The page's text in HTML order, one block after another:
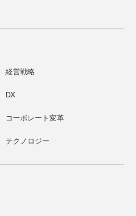
経営戦略
DX
コーポレート変革
テクノロジー